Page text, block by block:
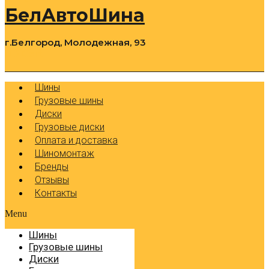
БелАвтоШина
г.Белгород, Молодежная, 93
Шины
Грузовые шины
Диски
Грузовые диски
Оплата и доставка
Шиномонтаж
Бренды
Отзывы
Контакты
Menu
Шины
Грузовые шины
Диски